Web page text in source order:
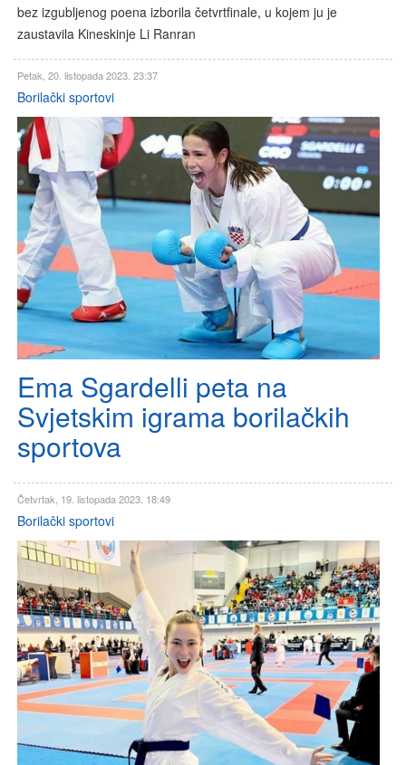
bez izgubljenog poena izborila četvrtfinale, u kojem ju je
zaustavila Kineskinje Li Ranran
Petak, 20. listopada 2023. 23:37
Borilački sportovi
Ema Sgardelli peta na
Svjetskim igrama borilačkih
sportova
Četvrtak, 19. listopada 2023. 18:49
Borilački sportovi